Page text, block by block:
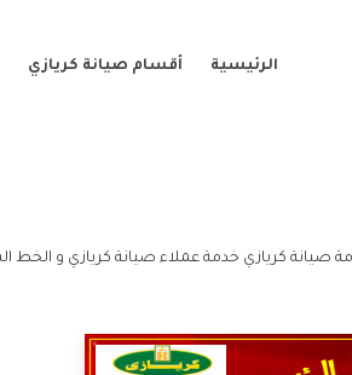
الرئيسية أقسام صيانة كريازي
صيانة كريازي خدمة عملاء صيانة كريازي و الخط